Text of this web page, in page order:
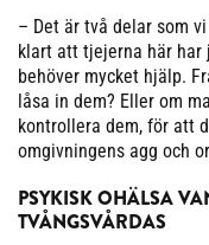
– Det är två delar som
klart att tjejerna här har
behöver mycket hjälp.
låsa in dem? Eller om
kontrollera dem, för att
omgivningens agg och
PSYKISK OHÄLSA
TVÅNGSVÅRDAS